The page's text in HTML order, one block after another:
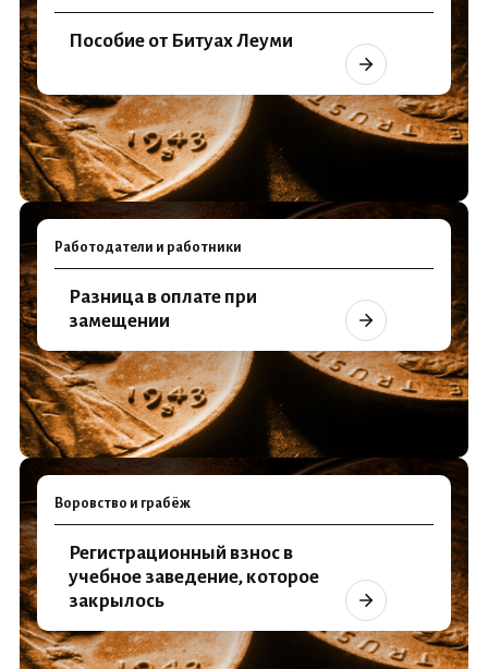
Пособие от Битуах Леуми
Работодатели и работники
Разница в оплате при
замещении
Воровство и грабёж
Регистрационный взнос в
учебное заведение, которое
закрылось